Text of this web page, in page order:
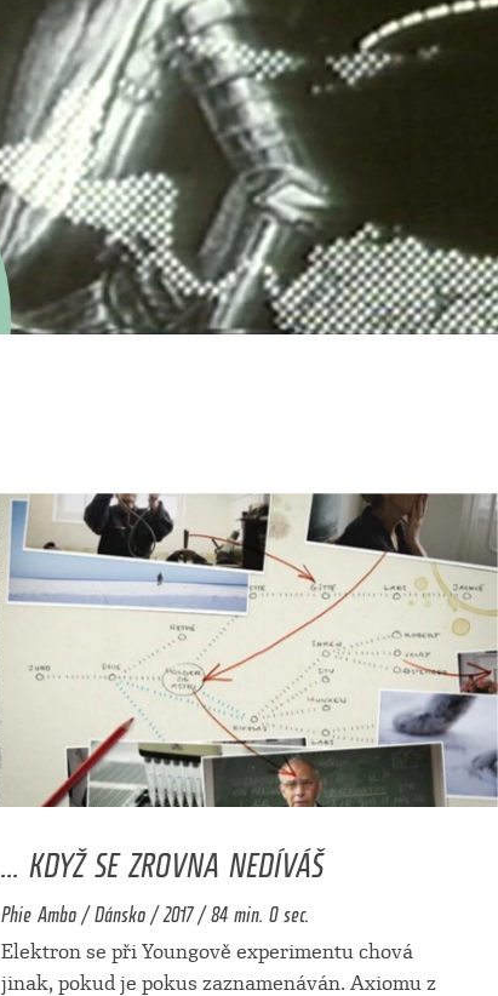
... KDYŽ SE ZROVNA NEDÍVÁŠ
Phie Ambo / Dánsko / 2017 / 84 min. 0 sec.
Elektron se při Youngově experimentu chová
jinak, pokud je pokus zaznamenáván. Axiomu z